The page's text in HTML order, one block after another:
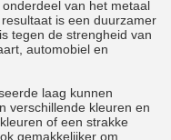
van het metaal
is een duurzamer
tegen de strengheid van
automobiel en
laag kunnen
verschillende kleuren en
of een strakke
gemakkelijker om